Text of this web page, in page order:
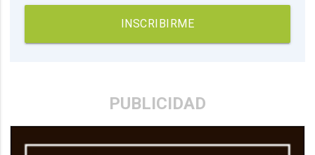
INSCRIBIRME
PUBLICIDAD